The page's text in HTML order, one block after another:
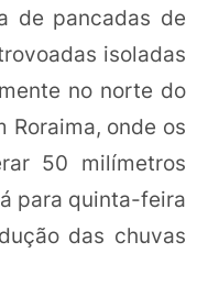
de pancadas de
isoladas
no norte do
Roraima, onde os
50 milímetros
para quinta-feira
das chuvas